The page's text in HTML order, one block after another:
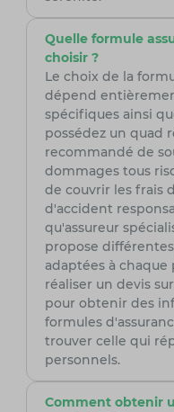
Quelle formule
choisir ?
Le choix de la
dépend
spécifiques ainsi
possédez un quad
recommandé de
dommages tous
de couvrir les frais
d'accident
qu'assureur
propose
adaptées à chaque
réaliser un devis
pour obtenir des
formules
trouver celle qui
personnels.
Comment obtenir